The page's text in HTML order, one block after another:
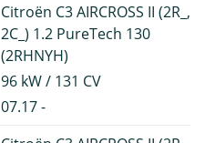
Citroën C3 AIRCROSS II (2R_,
2C_) 1.2 PureTech 130
(2RHNYH)
96 kW / 131 CV
07.17 -